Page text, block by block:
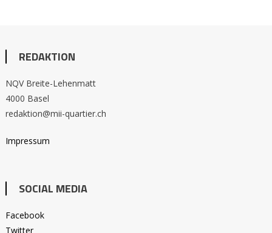
REDAKTION
NQV Breite-Lehenmatt
4000 Basel
redaktion@mii-quartier.ch
Impressum
SOCIAL MEDIA
Facebook
Twitter